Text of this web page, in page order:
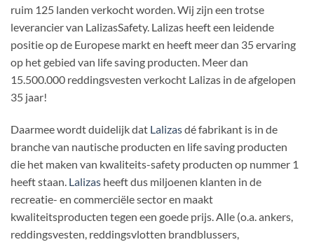
ruim 125 landen verkocht worden. Wij zijn een trotse
leverancier van LalizasSafety. Lalizas heeft een leidende
positie op de Europese markt en heeft meer dan 35 ervaring
op het gebied van life saving producten. Meer dan
15.500.000 reddingsvesten verkocht Lalizas in de afgelopen
35 jaar!
Daarmee wordt duidelijk dat Lalizasdé fabrikant is in de
branche van nautische producten en life saving producten
die het maken van kwaliteits-safety producten op nummer 1
heeft staan. Lalizas heeft dus miljoenen klanten in de
recreatie- en commerciële sector en maakt
kwaliteitsproducten tegen een goede prijs. Alle (o.a. ankers,
reddingsvesten, reddingsvlotten brandblussers,